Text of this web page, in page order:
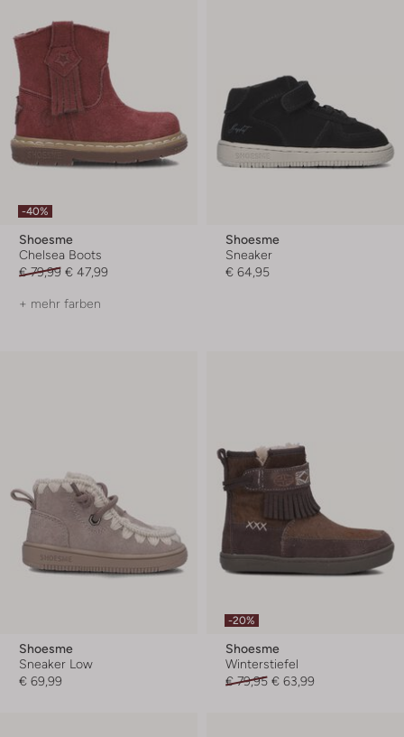
-40%
Shoesme
Chelsea Boots
€ 79,99 € 47,99
+ mehr farben
Shoesme
Sneaker
€ 64,95
Shoesme
Sneaker Low
€ 69,99
-20%
Shoesme
Winterstiefel
€ 79,95 € 63,99